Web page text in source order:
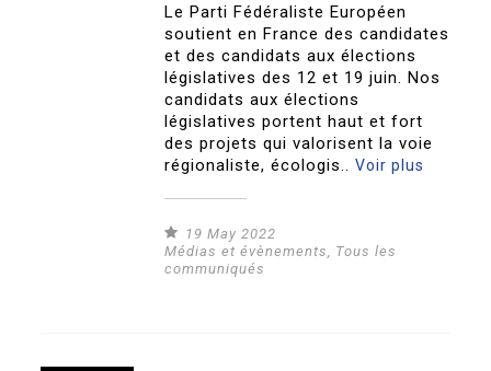
Le Parti Fédéraliste Européen
soutient en France des candidates
et des candidats aux élections
législatives des 12 et 19 juin. Nos
candidats aux élections
législatives portent haut et fort
des projets qui valorisent la voie
régionaliste, écologis..Voir plus
19 May 2022
Médias et évènements
Tous les
communiqués